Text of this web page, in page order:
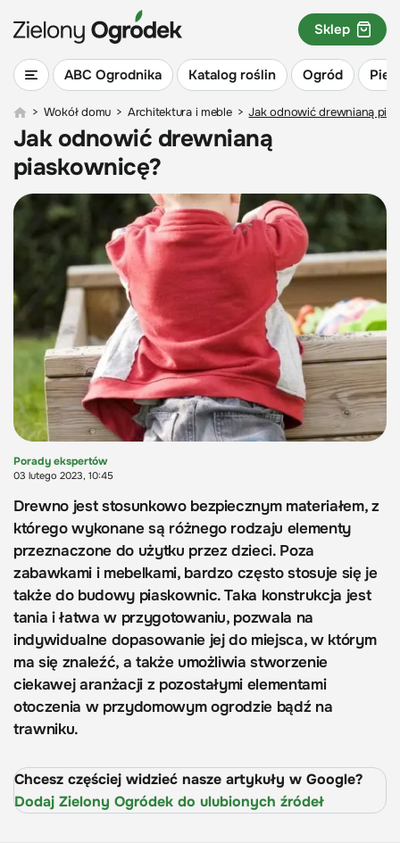
ABC Ogrodnika Katalog roślin Ogród
Sklep
> Wokół domu > Architektura i meble > Jak odnowić drewnianą
Jak odnowić drewnianą
piaskownicę?
Porady ekspertów
03 lutego 2023, 10:45
Drewno jest stosunkowo bezpiecznym materiałem, z
którego wykonane są różnego rodzaju elementy
przeznaczone do użytku przez dzieci. Poza
zabawkami i mebelkami, bardzo często stosuje się je
także do budowy piaskownic. Taka konstrukcja jest
tania i łatwa w przygotowaniu, pozwala na
indywidualne dopasowanie jej do miejsca, w którym
ma się znaleźć, a także umożliwia stworzenie
ciekawej aranżacji z pozostałymi elementami
otoczenia w przydomowym ogrodzie bądź na
trawniku.
Chcesz częściej widzieć nasze artykuły w Google?
Dodaj Zielony Ogródek do ulubionych źródeł